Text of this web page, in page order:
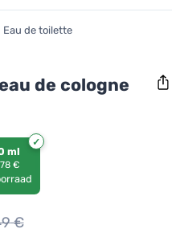
Eau de toilette
de cologne
ml
€
€